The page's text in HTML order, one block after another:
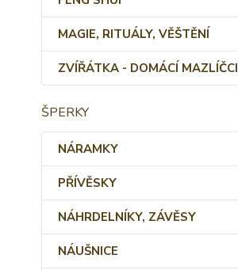
MAGIE, RITUÁLY, VĚŠTĚNÍ
ZVÍŘÁTKA - DOMÁCÍ MAZLÍČCI
ŠPERKY
NÁRAMKY
PŘÍVĚSKY
NÁHRDELNÍKY, ZÁVĚSY
NÁUŠNICE